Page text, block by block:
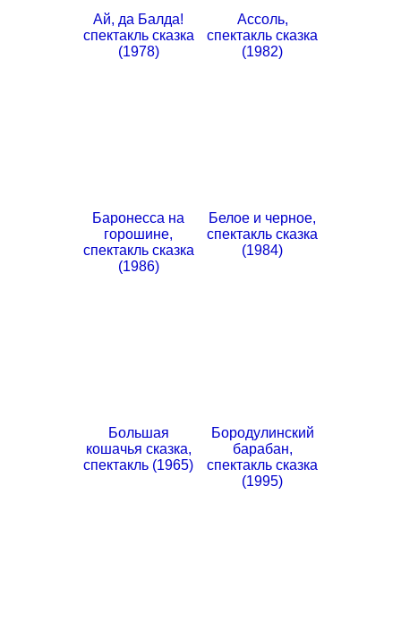
Ай, да Балда!
спектакль сказка
(1978)
Ассоль,
спектакль сказка
(1982)
Баронесса на
горошине,
спектакль сказка
(1986)
Белое и черное,
спектакль сказка
(1984)
Большая
кошачья сказка,
спектакль (1965)
Бородулинский
барабан,
спектакль сказка
(1995)